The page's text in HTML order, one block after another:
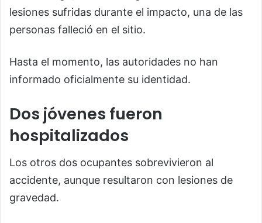
lesiones sufridas durante el impacto, una de las
personas falleció en el sitio.
Hasta el momento, las autoridades no han
informado oficialmente su identidad.
Dos jóvenes fueron
hospitalizados
Los otros dos ocupantes sobrevivieron al
accidente, aunque resultaron con lesiones de
gravedad.